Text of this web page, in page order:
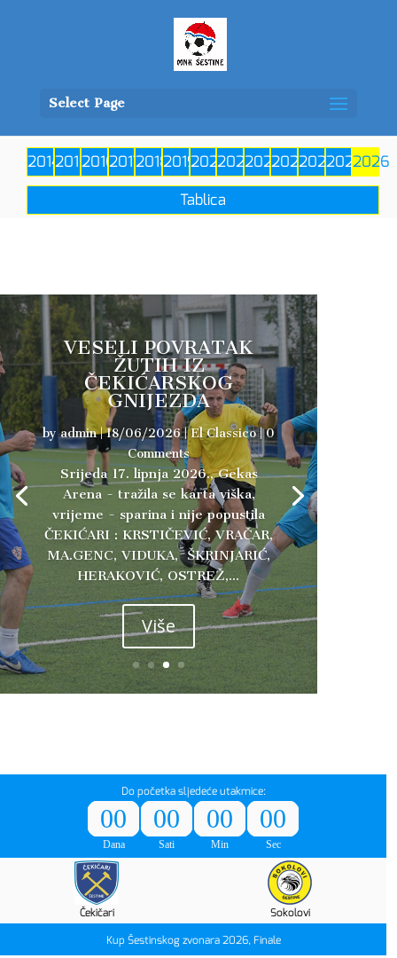
Select Page
VESELI POVRATAK
ŽUTIH IZ
ČEKIĆARSKOG
GNIJEZDA
byadmin|18/06/2026|El Classico| 0
Comments
Srijeda 17. lipnja 2026., Gekas
Arena - tražila se karta viška,
vrijeme - sparina i nije popustila
ČEKIĆARI : KRSTIČEVIĆ, VRAČAR,
MA.GENC, VIDUKA, ŠKRINJARIĆ,
HERAKOVIĆ, OSTREŽ,...
Više